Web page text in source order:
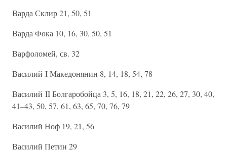
Варда Склир 21, 50, 51
Варда Фока 10, 16, 30, 50, 51
Варфоломей, св. 32
Василий I Македонянин 8, 14, 18, 54, 78
Василий II Болгаробойца 3, 5, 16, 18, 21, 22, 26, 27, 30, 40,
41–43, 50, 57, 61, 63, 65, 70, 76, 79
Василий Ноф 19, 21, 56
Василий Петин 29